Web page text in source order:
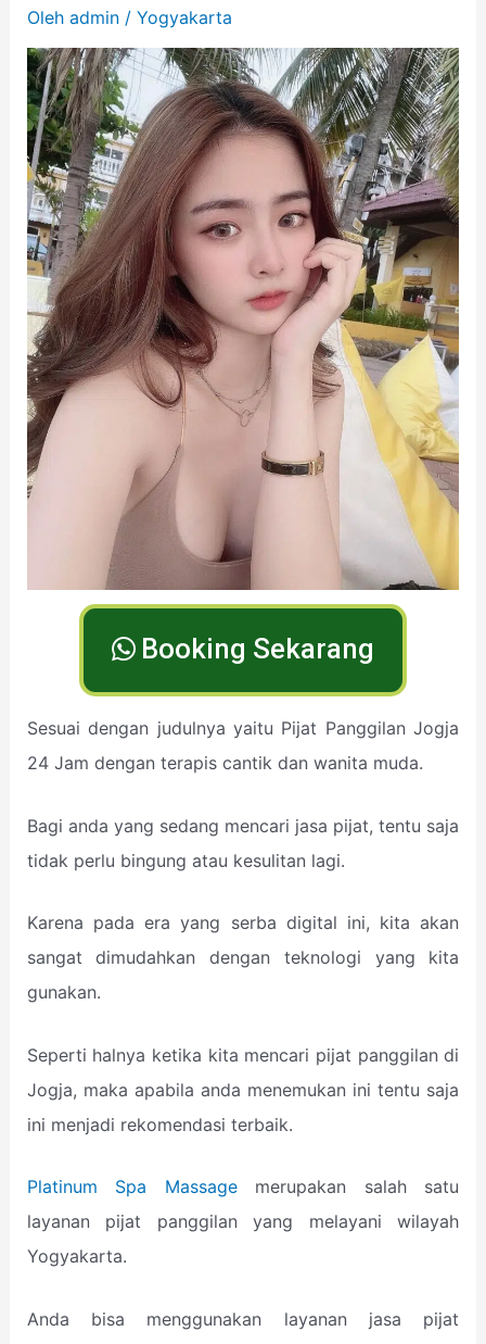
Oleh admin / Yogyakarta
Booking Sekarang
Sesuai dengan judulnya yaitu Pijat Panggilan Jogja
24 Jam dengan terapis cantik dan wanita muda.
Bagi anda yang sedang mencari jasa pijat, tentu saja
tidak perlu bingung atau kesulitan lagi.
Karena pada era yang serba digital ini, kita akan
sangat dimudahkan dengan teknologi yang kita
gunakan.
Seperti halnya ketika kita mencari pijat panggilan di
Jogja, maka apabila anda menemukan ini tentu saja
ini menjadi rekomendasi terbaik.
Platinum Spa Massagemerupakan salah satu
layanan pijat panggilan yang melayani wilayah
Yogyakarta.
Anda bisa menggunakan layanan jasa pijat